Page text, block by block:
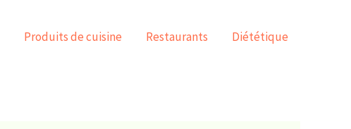
Produits de cuisine Restaurants Diététique